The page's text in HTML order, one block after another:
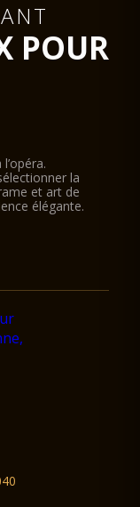
POUR
la
et art de
élégante.